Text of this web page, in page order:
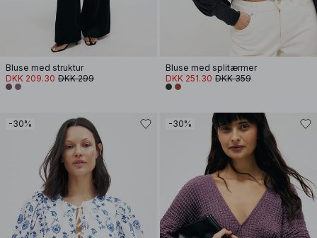
Bluse med struktur
DKK 209.30 DKK 299
Bluse med splitærmer
DKK 251.30 DKK 359
-30% -30%